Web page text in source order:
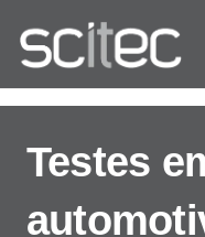
Testes